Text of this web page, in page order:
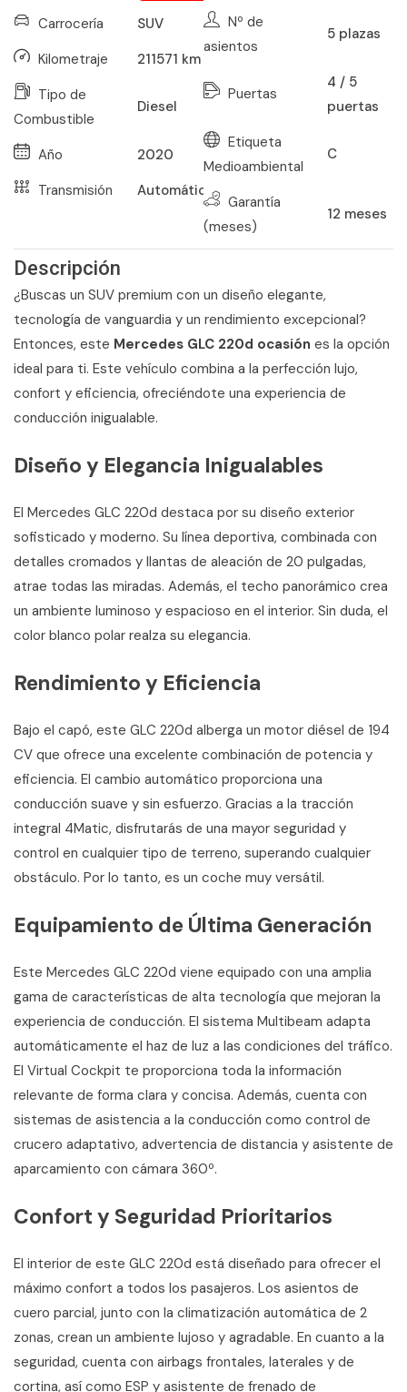
Carrocería
SUV
Kilometraje
211571 km
Tipo de
Combustible
Diesel
Año
2020
Transmisión
Automático
Nº de
asientos
5 plazas
Puertas
4 / 5
puertas
Etiqueta
Medioambiental
C
Garantía
(meses)
12 meses
Descripción
¿Buscas un SUV premium con un diseño elegante,
tecnología de vanguardia y un rendimiento excepcional?
Entonces, este Mercedes GLC 220d ocasión es la opción
ideal para ti. Este vehículo combina a la perfección lujo,
confort y eficiencia, ofreciéndote una experiencia de
conducción inigualable.
Diseño y Elegancia Inigualables
El Mercedes GLC 220d destaca por su diseño exterior
sofisticado y moderno. Su línea deportiva, combinada con
detalles cromados y llantas de aleación de 20 pulgadas,
atrae todas las miradas. Además, el techo panorámico crea
un ambiente luminoso y espacioso en el interior. Sin duda, el
color blanco polar realza su elegancia.
Rendimiento y Eficiencia
Bajo el capó, este GLC 220d alberga un motor diésel de 194
CV que ofrece una excelente combinación de potencia y
eficiencia. El cambio automático proporciona una
conducción suave y sin esfuerzo. Gracias a la tracción
integral 4Matic, disfrutarás de una mayor seguridad y
control en cualquier tipo de terreno, superando cualquier
obstáculo. Por lo tanto, es un coche muy versátil.
Equipamiento de Última Generación
Este Mercedes GLC 220d viene equipado con una amplia
gama de características de alta tecnología que mejoran la
experiencia de conducción. El sistema Multibeam adapta
automáticamente el haz de luz a las condiciones del tráfico.
El Virtual Cockpit te proporciona toda la información
relevante de forma clara y concisa. Además, cuenta con
sistemas de asistencia a la conducción como control de
crucero adaptativo, advertencia de distancia y asistente de
aparcamiento con cámara 360º.
Confort y Seguridad Prioritarios
El interior de este GLC 220d está diseñado para ofrecer el
máximo confort a todos los pasajeros. Los asientos de
cuero parcial, junto con la climatización automática de 2
zonas, crean un ambiente lujoso y agradable. En cuanto a la
seguridad, cuenta con airbags frontales, laterales y de
cortina, así como ESP y asistente de frenado de